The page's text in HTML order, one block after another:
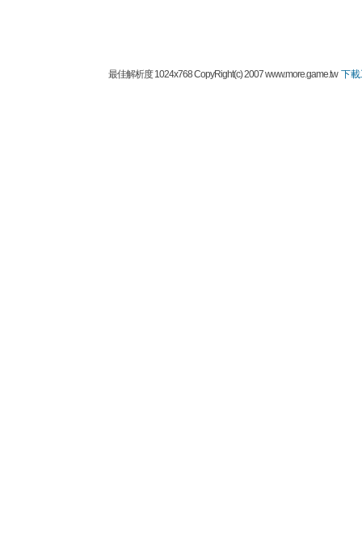
最佳解析度 1024x768 CopyRight(c) 2007 www.more.game.tw 下